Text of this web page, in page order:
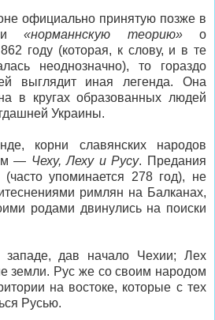
официально принятую позже в
«норманнскую теорию»о
году (которая, к слову, и в те
неоднозначно), то гораздо
выглядит иная легенда. Она
в кругах образованных людей
Украины.
корни славянских народов
— Чеху, Леху и Русу. Предания
(часто упоминается 278 год), не
римлян на Балканах,
родами двинулись на поиски
западе, дав начало Чехии; Лех
земли. Рус же со своим народом
на востоке, которые с тех
Русью.